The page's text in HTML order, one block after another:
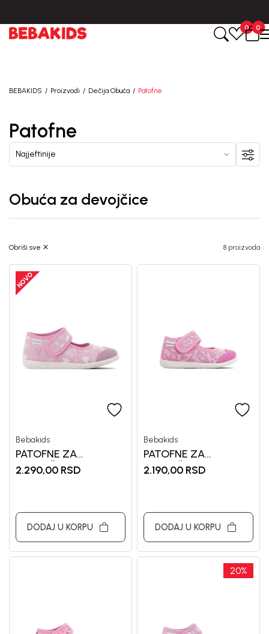
0
0
BEBAKIDS Proizvodi Dečija Obuća Patofne
Patofne
Obuća za devojčice
8 proizvoda
Obriši sve
Bebakids
PATOFNE ZA
DEVOJČICE BEBAKIDS
2.290,00 RSD
DODAJ U KORPU
Bebakids
PATOFNE ZA
DEVOJČICE BEBAKIDS
2.190,00 RSD
DODAJ U KORPU
20%